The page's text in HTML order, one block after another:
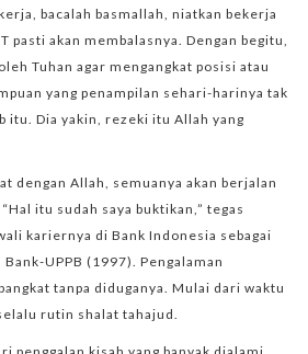
bacalah basmallah, niatkan bekerja
pasti akan membalasnya. Dengan begitu,
Tuhan agar mengangkat posisi atau
yang penampilan sehari-harinya tak
itu. Dia yakin, rezeki itu Allah yang
dengan Allah, semuanya akan berjalan
itu sudah saya buktikan,” tegas
kariernya di Bank Indonesia sebagai
UPPB (1997). Pengalaman
tanpa diduganya. Mulai dari waktu
rutin shalat tahajud.